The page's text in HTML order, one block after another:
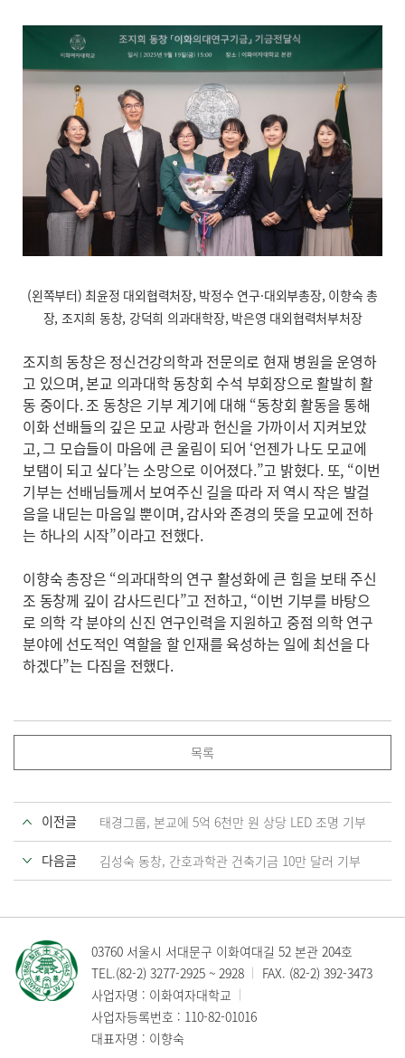
(왼쪽부터) 최윤정 대외협력처장, 박정수 연구·대외부총장, 이향숙 총
장, 조지희 동창, 강덕희 의과대학장, 박은영 대외협력처부처장
조지희 동창은 정신건강의학과 전문의로 현재 병원을 운영하
고 있으며, 본교 의과대학 동창회 수석 부회장으로 활발히 활
동 중이다. 조 동창은 기부 계기에 대해 “동창회 활동을 통해
이화 선배들의 깊은 모교 사랑과 헌신을 가까이서 지켜보았
고, 그 모습들이 마음에 큰 울림이 되어 ‘언젠가 나도 모교에
보탬이 되고 싶다’는 소망으로 이어졌다.”고 밝혔다. 또, “이번
기부는 선배님들께서 보여주신 길을 따라 저 역시 작은 발걸
음을 내딛는 마음일 뿐이며, 감사와 존경의 뜻을 모교에 전하
는 하나의 시작”이라고 전했다.
이향숙 총장은 “의과대학의 연구 활성화에 큰 힘을 보태 주신
조 동창께 깊이 감사드린다”고 전하고, “이번 기부를 바탕으
로 의학 각 분야의 신진 연구인력을 지원하고 중점 의학 연구
분야에 선도적인 역할을 할 인재를 육성하는 일에 최선을 다
하겠다”는 다짐을 전했다.
목록
이전글 태경그룹, 본교에 5억 6천만 원 상당 LED 조명 기부
다음글 김성숙 동창, 간호과학관 건축기금 10만 달러 기부
03760 서울시 서대문구 이화여대길 52 본관 204호
TEL.(82-2) 3277-2925~ 2928
FAX. (82-2) 392-3473
사업자명 : 이화여자대학교
사업자등록번호 : 110-82-01016
대표자명 : 이향숙